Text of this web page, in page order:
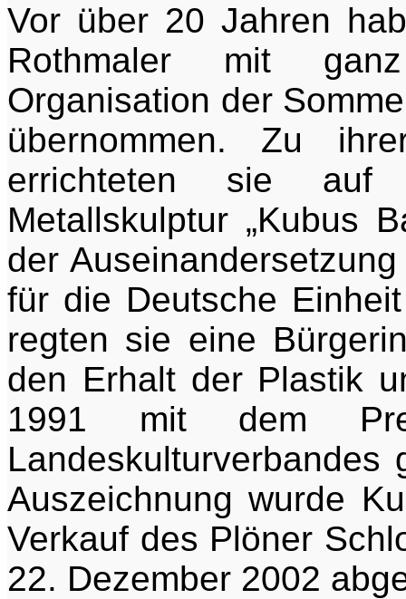
Vor über 20 Jahren
Rothmaler mit
Organisation der
übernommen. Zu
errichteten sie auf
Metallskulptur „Kubus
der
für die Deutsche
regten sie eine
den Erhalt der Plastik
1991 mit dem
Landeskulturverbandes
Auszeichnung wurde
Verkauf des Plöner
22. Dezember 2002